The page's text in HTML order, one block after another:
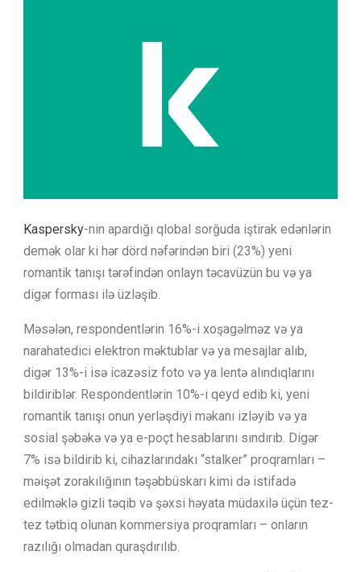
Kaspersky-nin apardığı qlobal sorğuda iştirak edənlərin
demək olar ki hər dörd nəfərindən biri (23%) yeni
romantik tanışı tərəfindən onlayn təcavüzün bu və ya
digər forması ilə üzləşib.
Məsələn, respondentlərin 16%-i xoşagəlməz və ya
narahatedici elektron məktublar və ya mesajlar alıb,
digər 13%-i isə icazəsiz foto və ya lentə alındıqlarını
bildiriblər. Respondentlərin 10%-i qeyd edib ki, yeni
romantik tanışı onun yerləşdiyi məkanı izləyib və ya
sosial şəbəkə və ya e-poçt hesablarını sındırıb. Digər
7% isə bildirib ki, cihazlarındakı “stalker” proqramları –
məişət zorakılığının təşəbbüskarı kimi də istifadə
edilməklə gizli təqib və şəxsi həyata müdaxilə üçün tez-
tez tətbiq olunan kommersiya proqramları – onların
razılığı olmadan quraşdırılıb.